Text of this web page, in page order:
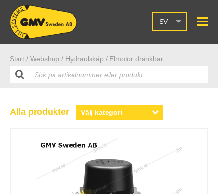
SV
Start / Webshop / Hydraulskåp / Elmotor dränkbar
Alla produkter